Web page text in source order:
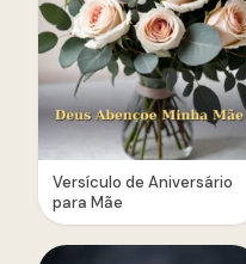
Versículo de Aniversário
para Mãe